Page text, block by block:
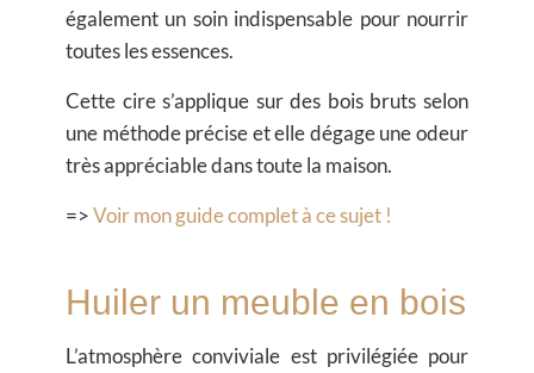
également un soin indispensable pour nourrir
toutes les essences.
Cette cire s’applique sur des bois bruts selon
une méthode précise et elle dégage une odeur
très appréciable dans toute la maison.
=>Voir mon guide complet à ce sujet !
Huiler un meuble en bois
L’atmosphère conviviale est privilégiée pour